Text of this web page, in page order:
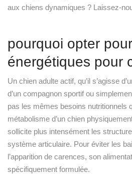
aux chiens dynamiques ? Laissez-
pourquoi opter
énergétiques pour
Un chien adulte actif, qu’il s’agisse
d’un compagnon sportif ou
pas les mêmes besoins nutritionnels
métabolisme d’un chien
sollicite plus intensément les
système articulaire. Pour éviter les
l’apparition de carences, son
spécifiquement formulée.